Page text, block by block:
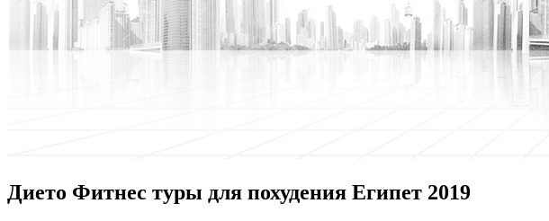
Дието Фитнес туры для похудения Египет 2019